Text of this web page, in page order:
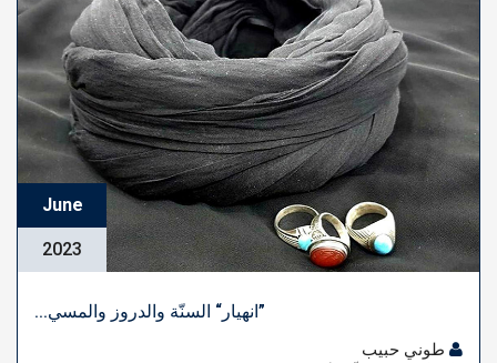
June
2023
”انهيار“ السنّة والدروز والمسي...